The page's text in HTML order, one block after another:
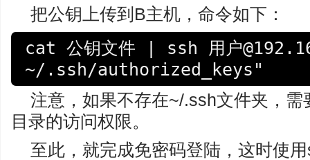
把公钥上传到B主机，命令如下：
cat 公钥文件 | ssh 用户
~/.ssh/authorized_keys"
注意，如果不存在~/.ssh文件夹，
目录的访问权限。
至此，就完成免密码登陆，这时使